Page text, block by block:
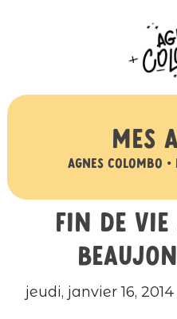
Mes
Agnes Colombo
Fin de
jeudi, janvier 16, 2014